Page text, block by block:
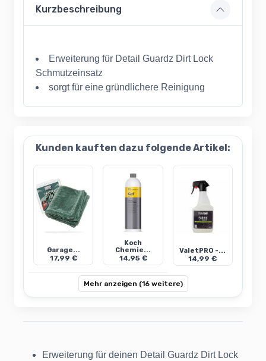
Kurzbeschreibung
Erweiterung für Detail Guardz Dirt Lock
Schmutzeinsatz
sorgt für eine gründlichere Reinigung
Kunden kauften dazu folgende Artikel:
Garage...
17,99 €
Koch
Chemie...
14,95 €
ValetPRO -...
14,99 €
Mehr anzeigen (16 weitere)
Erweiterung für deinen Detail Guardz Dirt Lock